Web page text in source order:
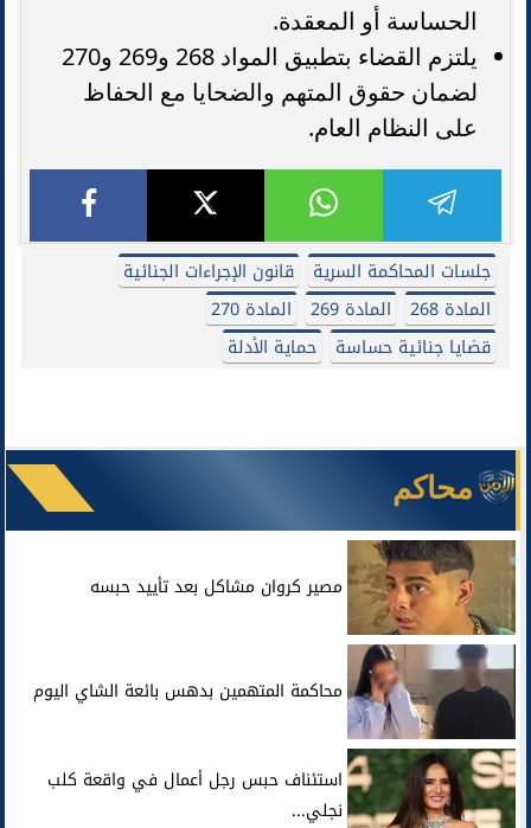
الحساسة أو المعقدة.
يلتزم القضاء بتطبيق المواد 268 و269 و270
لضمان حقوق المتهم والضحايا مع الحفاظ
على النظام العام.
جلسات المحاكمة السرية
قانون الإجراءات الجنائية
المادة 268
المادة 269
المادة 270
قضايا جنائية حساسة
حماية الأدلة
محاكم
مصير كروان مشاكل بعد تأييد حبسه
محاكمة المتهمين بدهس بائعة الشاي اليوم
استئناف حبس رجل أعمال في واقعة كلب
نجلي...